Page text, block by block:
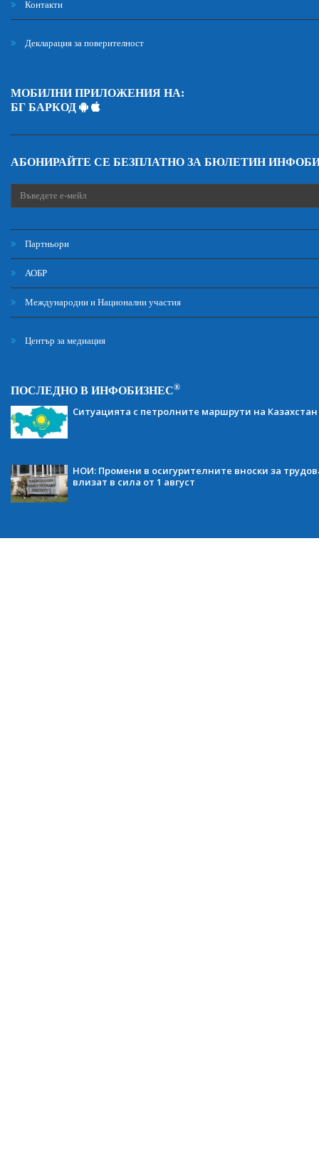
Контакти
Декларация за поверителност
МОБИЛНИ ПРИЛОЖЕНИЯ НА:
БГ БАРКОД
АБОНИРАЙТЕ СЕ БЕЗПЛАТНО ЗА БЮЛЕТИН
Партньори
АОБР
Международни и Национални участия
Център за медиация
ПОСЛЕДНО В ИНФОБИЗНЕС®
Ситуацията с петролните маршрути на Казахстан
НОИ: Промени в осигурителните вноски за
влизат в сила от 1 август